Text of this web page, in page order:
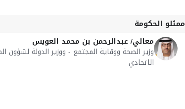
ممثلو الحكومة
معالي/ عبدالرحمن بن محمد العويس
وزير الصحة ووقاية المجتمع - ووزير الدولة لشؤون
الاتحادي